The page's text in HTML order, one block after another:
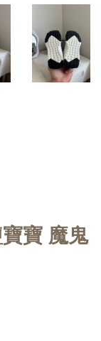
寶 魔鬼